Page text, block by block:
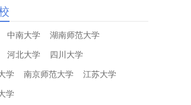
中南大学
湖南师范大学
河北大学
四川大学
学
南京师范大学
江苏大学
学